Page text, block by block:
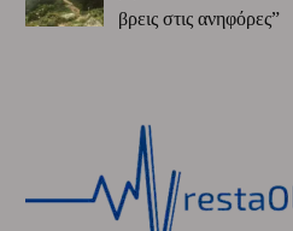
βρεις στις ανηφόρες”